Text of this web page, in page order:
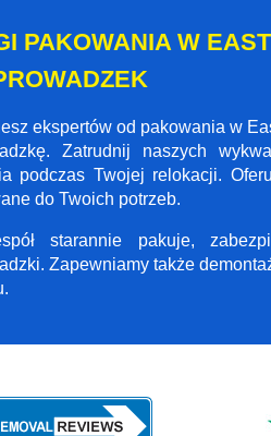
PAKOWANIA W
ekspertów od pakowania w
Zatrudnij naszych
podczas Twojej relokacji.
do Twoich potrzeb.
starannie pakuje,
Zapewniamy także